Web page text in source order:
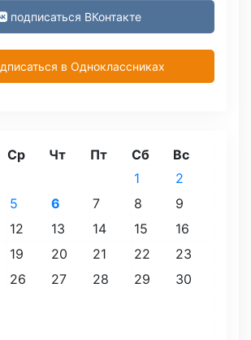
подписаться ВКонтакте
в Одноклассниках
Ср Чт Пт Сб Вс
1
2
5 6 7 8
9
12 13 14 15
16
19 20 21 22
23
26 27 28 29
30